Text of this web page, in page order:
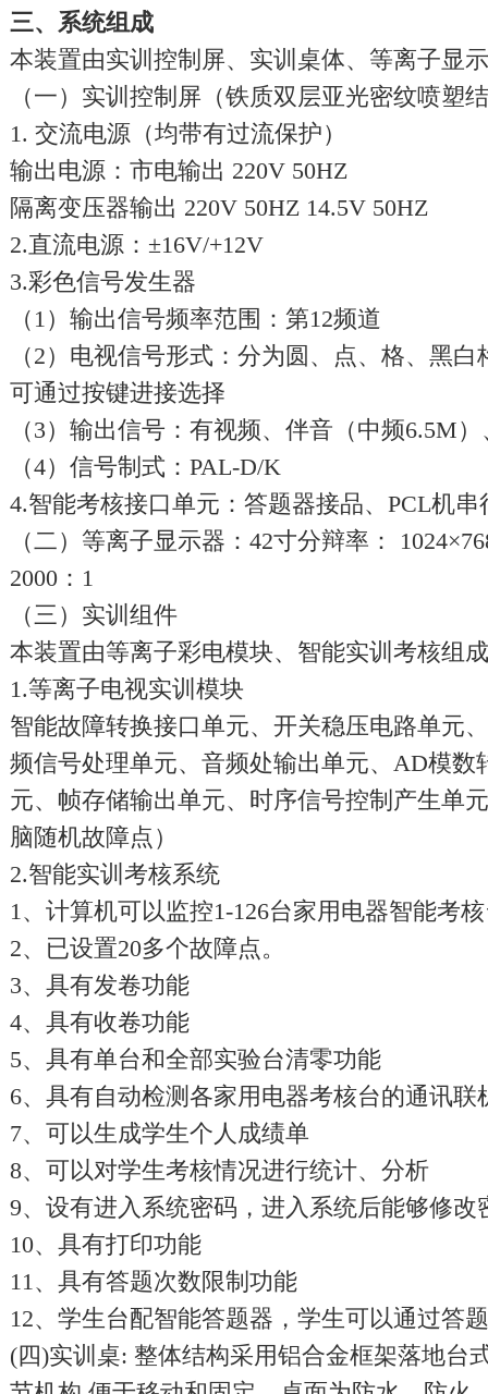
三、系统组成
本装置由实训控制屏、实训桌体、等离子显
（一）实训控制屏（铁质双层亚光密纹喷塑
1. 交流电源（均带有过流保护）
输出电源：市电输出 220V 50HZ
隔离变压器输出 220V 50HZ 14.5V 50HZ
2.直流电源：±16V/+12V
3.彩色信号发生器
（1）输出信号频率范围：第12频道
（2）电视信号形式：分为圆、点、格、黑
可通过按键进接选择
（3）输出信号：有视频、伴音（中频6.5M
（4）信号制式：PAL-D/K
4.智能考核接口单元：答题器接品、PCL机
（二）等离子显示器：42寸分辩率：
2000：1
（三）实训组件
本装置由等离子彩电模块、智能实训考核组
1.等离子电视实训模块
智能故障转换接口单元、开关稳压电路单元
频信号处理单元、音频处输出单元、AD模数
元、帧存储输出单元、时序信号控制产生单
脑随机故障点）
2.智能实训考核系统
1、计算机可以监控1-126台家用电器智能考
2、已设置20多个故障点。
3、具有发卷功能
4、具有收卷功能
5、具有单台和全部实验台清零功能
6、具有自动检测各家用电器考核台的通讯联
7、可以生成学生个人成绩单
8、可以对学生考核情况进行统计、分析
9、设有进入系统密码，进入系统后能够修改
10、具有打印功能
11、具有答题次数限制功能
12、学生台配智能答题器，学生可以通过答
(四)实训桌: 整体结构采用铝合金框架落地台